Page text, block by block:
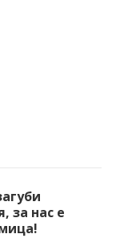
за нас е